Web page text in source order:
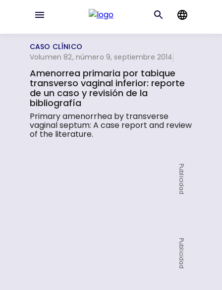
CASO CLÍNICO
Volumen 82, número 9, septiembre 2014
Amenorrea primaria por tabique
transverso vaginal inferior: reporte
de un caso y revisión de la
bibliografía
Primary amenorrhea by transverse
vaginal septum: A case report and review
of the literature.
Publicidad
Publicidad